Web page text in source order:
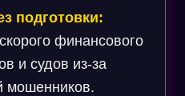
подготовки:
финансового
и судов из-за
мошенников.